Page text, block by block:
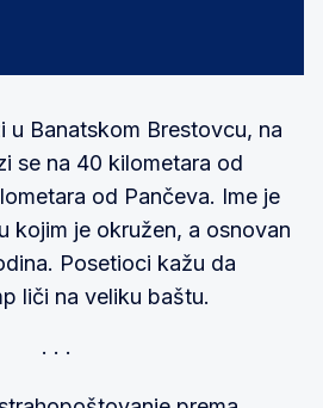
u Banatskom Brestovcu, na
se na 40 kilometara od
od Pančeva. Ime je
kojim je okružen, a osnovan
Posetioci kažu da
liči na veliku baštu.